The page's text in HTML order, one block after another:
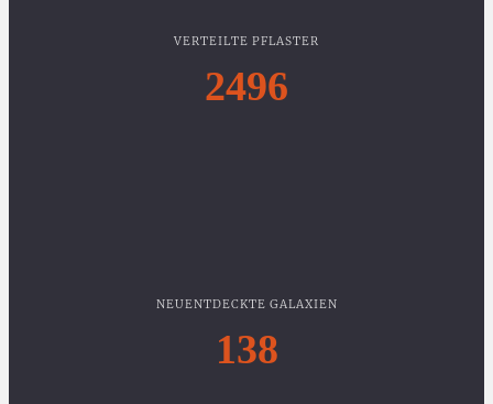
VERTEILTE PFLASTER
2496
NEUENTDECKTE GALAXIEN
138